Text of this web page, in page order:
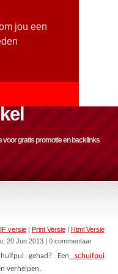
jou een
voor gratis promotie en backlinks
versie| Print Versie| Html Versie
20 Jun 2013 | 0 commentaar
gehad? Een schuifpui
verhelpen.